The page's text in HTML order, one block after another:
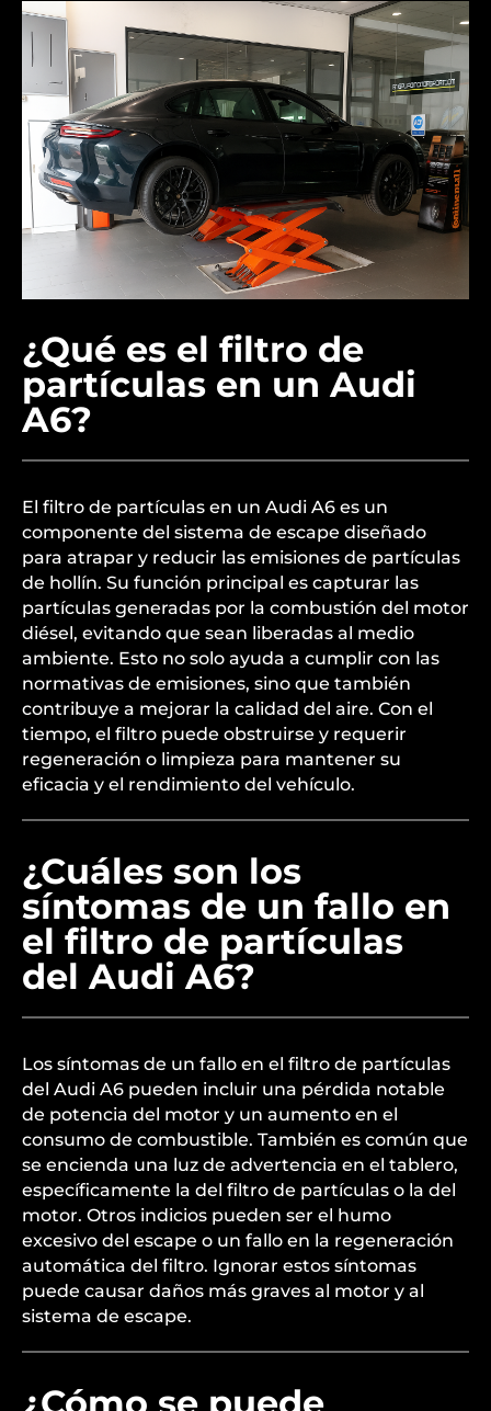
¿Qué es el filtro de
partículas en un Audi
A6?
El filtro de partículas en un Audi A6 es un
componente del sistema de escape diseñado
para atrapar y reducir las emisiones de partículas
de hollín. Su función principal es capturar las
partículas generadas por la combustión del motor
diésel, evitando que sean liberadas al medio
ambiente. Esto no solo ayuda a cumplir con las
normativas de emisiones, sino que también
contribuye a mejorar la calidad del aire. Con el
tiempo, el filtro puede obstruirse y requerir
regeneración o limpieza para mantener su
eficacia y el rendimiento del vehículo.
¿Cuáles son los
síntomas de un fallo en
el filtro de partículas
del Audi A6?
Los síntomas de un fallo en el filtro de partículas
del Audi A6 pueden incluir una pérdida notable
de potencia del motor y un aumento en el
consumo de combustible. También es común que
se encienda una luz de advertencia en el tablero,
específicamente la del filtro de partículas o la del
motor. Otros indicios pueden ser el humo
excesivo del escape o un fallo en la regeneración
automática del filtro. Ignorar estos síntomas
puede causar daños más graves al motor y al
sistema de escape.